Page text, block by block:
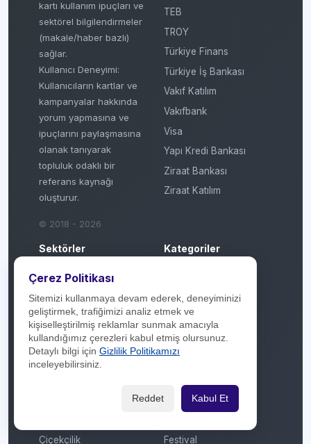
kartı kullanım ipuçları ve
sektörel bilgilendirmeler
(makale/haber bazlı)
sağlar.
Kullanıcı Deneyimi:
Kullanıcıların kartlar ve
kampanyalar hakkında
yorum yapmasına ve
ipuçlarını paylaşmasına
olanak tanıyarak
topluluk odaklı bir
referans kaynağı
oluşturur.
© 2018 - 2026
TEB
TROY
Türkiye Finans
Türkiye İş Bankası
Vakıf Katılım
Vakıfbank
Visa
Yapı Kredi Bankası
Ziraat Bankası
Ziraat Katılım
Sektörler
Akaryakıt
Aksesuar / Takı
Araç Bakım / Servis
Araç Kiralama
AVM
Çiçekçilik
Kategoriler
Anneler Günü
Artı Taksit
Atölye
Çekiliş Sonucu
Festival
Çerez Politikası
Sitemizi kullanmaya devam ederek, deneyiminizi
geliştirmek, trafiğimizi analiz etmek ve
kişiselleştirilmiş reklamlar sunmak amacıyla
kullandığımız çerezleri kabul etmiş olursunuz.
Detaylı bilgi için Gizlilik Politikamızı
inceleyebilirsiniz.
Reddet Kabul Et